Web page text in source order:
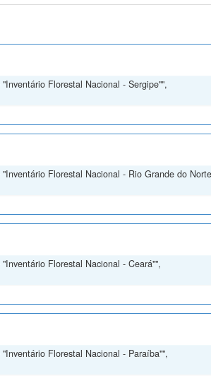
Florestal Nacional - Sergipe"",
Florestal Nacional - Rio Grande do
Florestal Nacional - Ceará"",
Florestal Nacional - Paraíba"",